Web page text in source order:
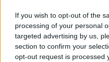
If you wish to opt-out of the
processing of your personal
targeted advertising by us,
section to confirm your
opt-out request is processed
Látlelet a
múlt